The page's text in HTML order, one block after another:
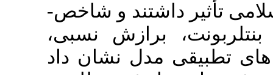
داشتند و شاخص­
برازش نسبی،
مدل نشان داد